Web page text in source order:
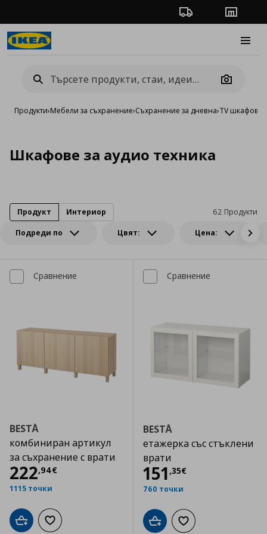
Проследяване на
Camera
Продукти›Мебели за съхранение›Съхранение за дневна›TV шкафове
Шкафове за аудио техника
Подреди по Цвят: Цена:
62 Продукти
Продукт Интериор
Сравнение
BESTÅ
комбиниран артикул
за съхранение с врати
222,94€
Цена
1115 точки
Добави в кошницата
Добави към списъка с любими
Сравнение
BESTÅ
етажерка със стъклени
врати
151 ,35€
Цена
760 точки
Добави в кошницата
Добави към